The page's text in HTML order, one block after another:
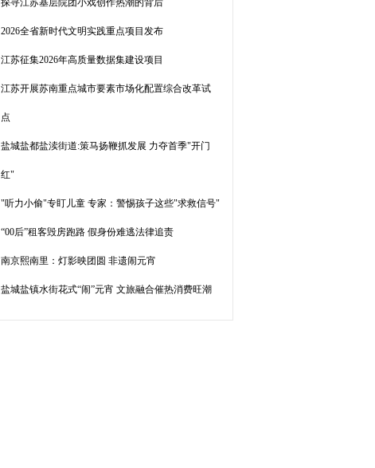
探寻江苏基层院团小戏创作热潮的背后
2026全省新时代文明实践重点项目发布
江苏征集2026年高质量数据集建设项目
江苏开展苏南重点城市要素市场化配置综合改革试
点
盐城盐都盐渎街道:策马扬鞭抓发展 力夺首季"开门
红"
"听力小偷"专盯儿童 专家：警惕孩子这些"求救信号"
“00后”租客毁房跑路 假身份难逃法律追责
南京熙南里：灯影映团圆 非遗闹元宵
盐城盐镇水街花式“闹”元宵 文旅融合催热消费旺潮